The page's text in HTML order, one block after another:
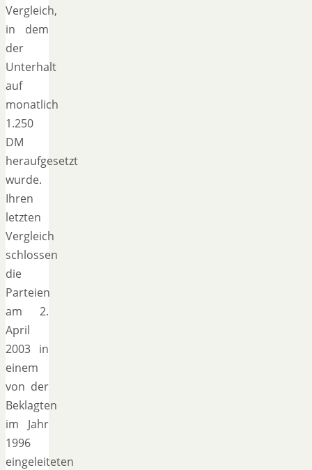
Vergleich,
in dem
der
Unterhalt
auf
monatlich
1.250
DM
heraufgesetzt
wurde.
Ihren
letzten
Vergleich
schlossen
die
Parteien
am 2.
April
2003 in
einem
von der
Beklagten
im Jahr
1996
eingeleiteten